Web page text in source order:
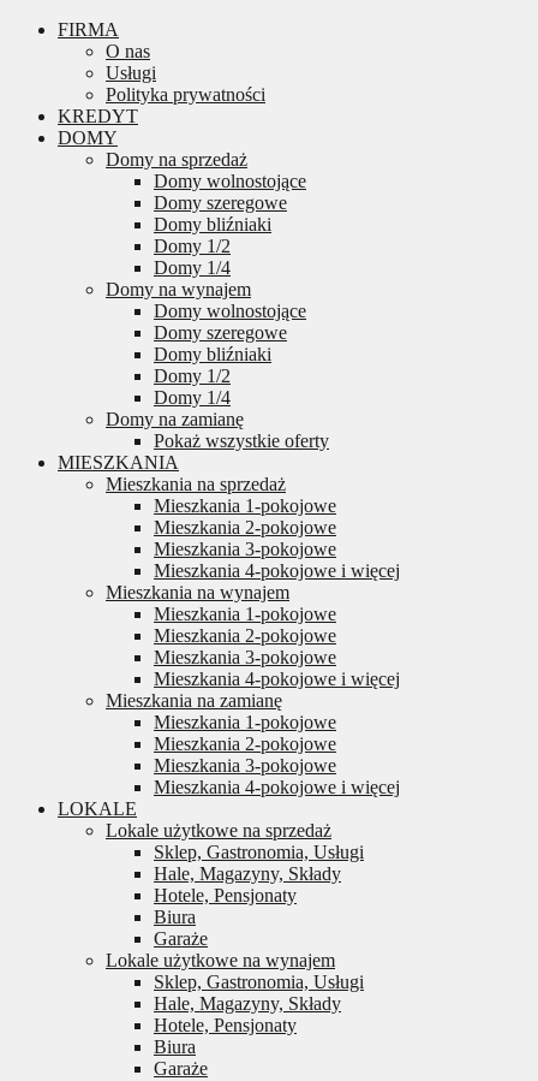
FIRMA
O nas
Usługi
Polityka prywatności
KREDYT
DOMY
Domy na sprzedaż
Domy wolnostojące
Domy szeregowe
Domy bliźniaki
Domy 1/2
Domy 1/4
Domy na wynajem
Domy wolnostojące
Domy szeregowe
Domy bliźniaki
Domy 1/2
Domy 1/4
Domy na zamianę
Pokaż wszystkie oferty
MIESZKANIA
Mieszkania na sprzedaż
Mieszkania 1-pokojowe
Mieszkania 2-pokojowe
Mieszkania 3-pokojowe
Mieszkania 4-pokojowe i więcej
Mieszkania na wynajem
Mieszkania 1-pokojowe
Mieszkania 2-pokojowe
Mieszkania 3-pokojowe
Mieszkania 4-pokojowe i więcej
Mieszkania na zamianę
Mieszkania 1-pokojowe
Mieszkania 2-pokojowe
Mieszkania 3-pokojowe
Mieszkania 4-pokojowe i więcej
LOKALE
Lokale użytkowe na sprzedaż
Sklep, Gastronomia, Usługi
Hale, Magazyny, Składy
Hotele, Pensjonaty
Biura
Garaże
Lokale użytkowe na wynajem
Sklep, Gastronomia, Usługi
Hale, Magazyny, Składy
Hotele, Pensjonaty
Biura
Garaże